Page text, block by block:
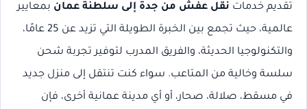
تقديم خدمات نقل عفش من جدة إلى سلطنة عمان بمعايير
عالمية، حيث تجمع بين الخبرة الطويلة التي تزيد عن 25 عامًا،
والتكنولوجيا الحديثة، والفريق المدرب لتوفير تجربة شحن
سلسة وخالية من المتاعب. سواء كنت تنتقل إلى منزل جديد
في مسقط، صلالة، صحار، أو أي مدينة عمانية أخرى، فإن